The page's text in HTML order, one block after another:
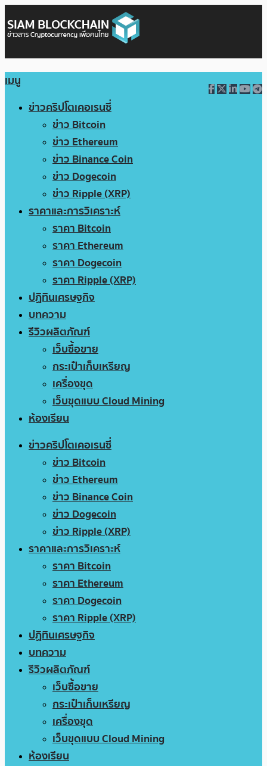
เมนู
ข่าวคริปโตเคอเรนซี่
ข่าว Bitcoin
ข่าว Ethereum
ข่าว Binance Coin
ข่าว Dogecoin
ข่าว Ripple (XRP)
ราคาและการวิเคราะห์
ราคา Bitcoin
ราคา Ethereum
ราคา Dogecoin
ราคา Ripple (XRP)
ปฏิทินเศรษฐกิจ
บทความ
รีวิวผลิตภัณฑ์
เว็บซื้อขาย
กระเป๋าเก็บเหรียญ
เครื่องขุด
เว็บขุดแบบ Cloud Mining
ห้องเรียน
ข่าวคริปโตเคอเรนซี่
ข่าว Bitcoin
ข่าว Ethereum
ข่าว Binance Coin
ข่าว Dogecoin
ข่าว Ripple (XRP)
ราคาและการวิเคราะห์
ราคา Bitcoin
ราคา Ethereum
ราคา Dogecoin
ราคา Ripple (XRP)
ปฏิทินเศรษฐกิจ
บทความ
รีวิวผลิตภัณฑ์
เว็บซื้อขาย
กระเป๋าเก็บเหรียญ
เครื่องขุด
เว็บขุดแบบ Cloud Mining
ห้องเรียน